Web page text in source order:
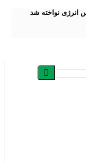
انرژی نواخته شد